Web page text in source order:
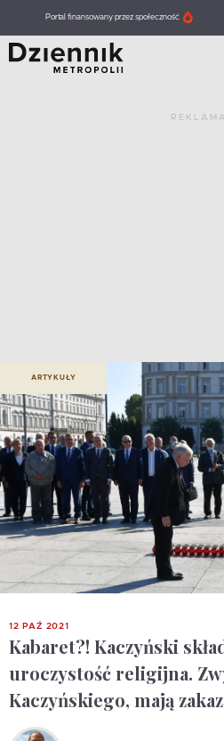
Portal finansowany przez społeczność
REKLAMA
ARTYKUŁY
12 PAŹ 2021
Kabaret?! Kaczyński
uroczystość religijna.
Kaczyńskiego, mają